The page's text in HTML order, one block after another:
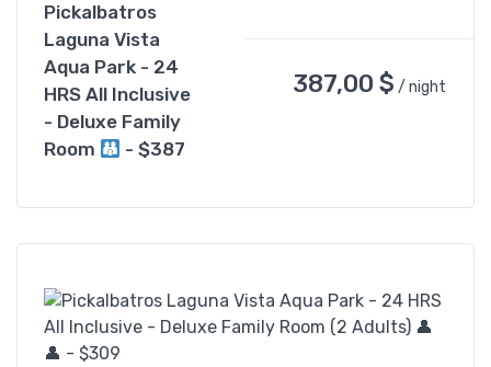
Pickalbatros
Laguna Vista
Aqua Park - 24
HRS All Inclusive
- Deluxe Family
Room
- $387
387,00 $ / night